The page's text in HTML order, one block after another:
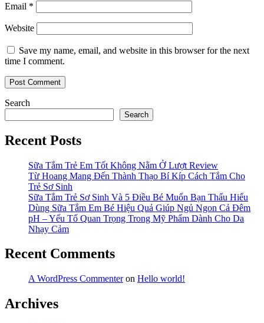
Email *
Website
Save my name, email, and website in this browser for the next
time I comment.
Search
Search
Recent Posts
Sữa Tắm Trẻ Em Tốt Không Nằm Ở Lượt Review
Từ Hoang Mang Đến Thành Thạo Bí Kíp Cách Tắm Cho
Trẻ Sơ Sinh
Sữa Tắm Trẻ Sơ Sinh Và 5 Điều Bé Muốn Bạn Thấu Hiểu
Dùng Sữa Tắm Em Bé Hiệu Quả Giúp Ngủ Ngon Cả Đêm
pH – Yếu Tố Quan Trọng Trong Mỹ Phẩm Dành Cho Da
Nhạy Cảm
Recent Comments
A WordPress Commenteron Hello world!
Archives